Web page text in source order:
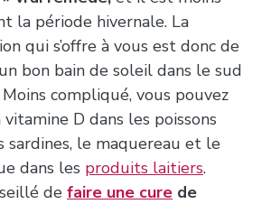
la période hivernale. La
qui s’offre à vous est donc de
bon bain de soleil dans le sud
compliqué, vous pouvez
D dans les poissons
sardines, le maquereau et le
dans les produits laitiers.
de faire une cure de